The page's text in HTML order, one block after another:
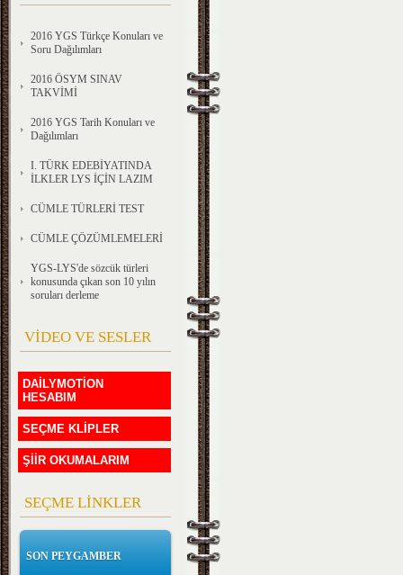
2016 YGS Türkçe Konuları ve
Soru Dağılımları
2016 ÖSYM SINAV
TAKVİMİ
2016 YGS Tarih Konuları ve
Dağılımları
I. TÜRK EDEBİYATINDA
İLKLER LYS İÇİN LAZIM
CÜMLE TÜRLERİ TEST
CÜMLE ÇÖZÜMLEMELERİ
YGS-LYS'de sözcük türleri
konusunda çıkan son 10 yılın
soruları derleme
VİDEO VE SESLER
DAİLYMOTİON
HESABIM
SEÇME KLİPLER
ŞİİR OKUMALARIM
SEÇME LİNKLER
SON PEYGAMBER